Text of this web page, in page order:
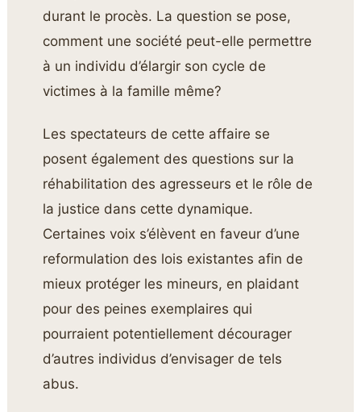
durant le procès. La question se pose,
comment une société peut-elle permettre
à un individu d’élargir son cycle de
victimes à la famille même?
Les spectateurs de cette affaire se
posent également des questions sur la
réhabilitation des agresseurs et le rôle de
la justice dans cette dynamique.
Certaines voix s’élèvent en faveur d’une
reformulation des lois existantes afin de
mieux protéger les mineurs, en plaidant
pour des peines exemplaires qui
pourraient potentiellement décourager
d’autres individus d’envisager de tels
abus.